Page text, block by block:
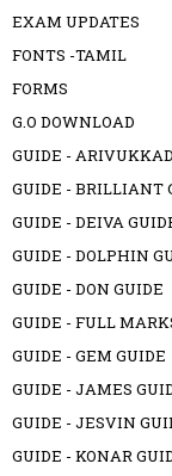
EXAM UPDATES
FONTS -TAMIL
FORMS
G.O DOWNLOAD
GUIDE -
GUIDE - BRILLIANT
GUIDE - DEIVA
GUIDE - DOLPHIN
GUIDE - DON GUIDE
GUIDE - FULL
GUIDE - GEM GUIDE
GUIDE - JAMES
GUIDE - JESVIN
GUIDE - KONAR